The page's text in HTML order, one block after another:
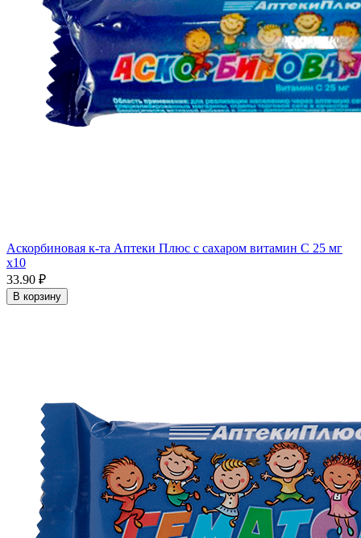
Аскорбиновая к-та Аптеки Плюс с сахаром витамин С 25 мг
x10
33.90 ₽
В корзину